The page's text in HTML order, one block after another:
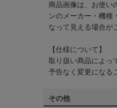
商品画像は、お使い
ンのメーカー・機種
なって見える場合が
【仕様について】
取り扱い商品によっ
予告なく変更になる
その他